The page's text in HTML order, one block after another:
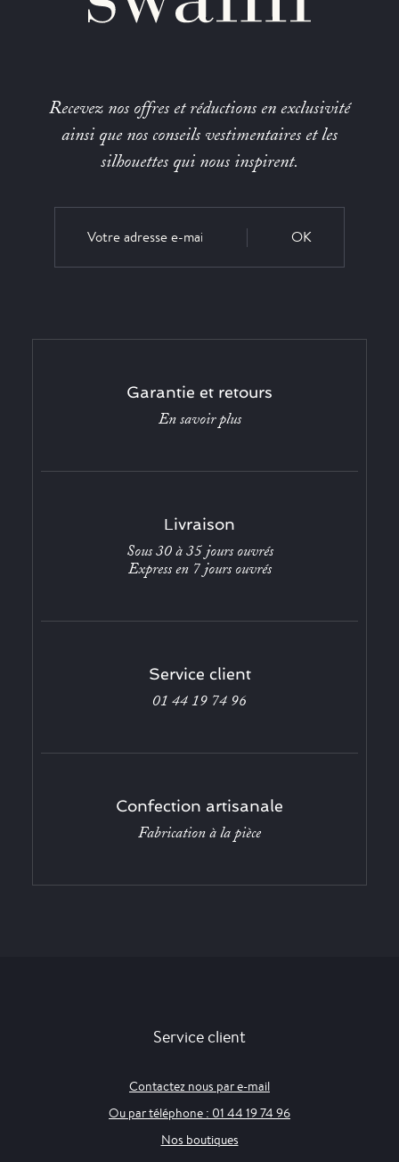
Recevez nos offres et réductions en exclusivité
ainsi que nos conseils vestimentaires et les
silhouettes qui nous inspirent.
OK
Garantie et retours
En savoir plus
Livraison
Sous 30 à 35 jours ouvrés
Express en 7 jours ouvrés
Service client
01 44 19 74 96
Confection artisanale
Fabrication à la pièce
Service client
Contactez nous par e-mail
Ou par téléphone : 01 44 19 74 96
Nos boutiques